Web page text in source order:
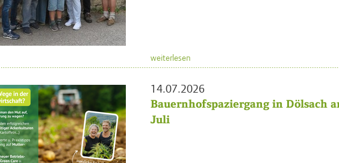
weiterlesen
14.07.2026
Bauernhofspaziergang in Dölsach
Juli